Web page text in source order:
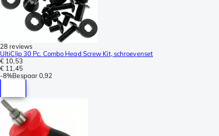
28 reviews
UltiClip 30 Pc. Combo Head Screw Kit, schroevenset
€ 10,53
€ 11,45
-8%Bespaar0,92